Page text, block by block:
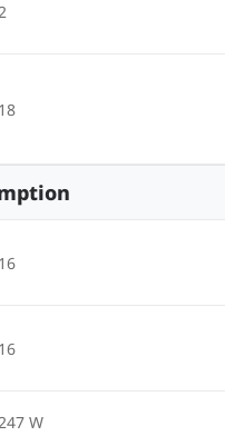
18
16
16
W